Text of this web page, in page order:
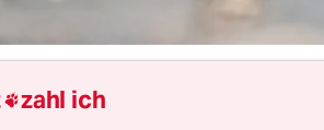
zahl ich